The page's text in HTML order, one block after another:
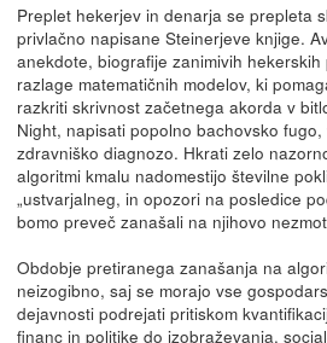
Preplet hekerjev in denarja se prepleta
privlačno napisane Steinerjeve knjige.
anekdote, biografije zanimivih
razlage matematičnih modelov, ki
razkriti skrivnost začetnega akorda v
Night, napisati popolno bachovsko
zdravniško diagnozo. Hkrati zelo
algoritmi kmalu nadomestijo številne
„ustvarjalneg, in opozori na posledice
bomo preveč zanašali na njihovo
Obdobje pretiranega zanašanja na
neizogibno, saj se morajo vse
dejavnosti podrejati pritiskom
financ in politike do izobraževanja,